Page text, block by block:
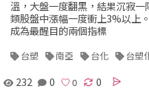
溫，大盤一度翻黑，結果沉寂
類股盤中漲幅一度衝上3%以上
成為最醒目的兩個指標
台塑 南亞 台化 台塑
232 0 0